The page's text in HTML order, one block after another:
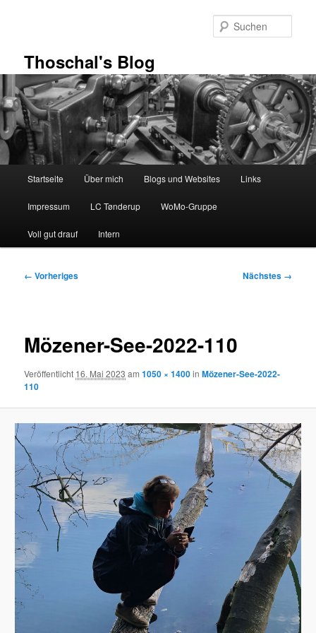
Thoschal's Blog
Startseite Über mich Blogs und Websites Links
Impressum LC Tønderup WoMo-Gruppe
Voll gut drauf Intern
Bilder-
← Vorheriges Nächstes →
Mözener-See-2022-110
Veröffentlicht 16. Mai 2023 am1050 × 1400inMözener-See-2022-
110